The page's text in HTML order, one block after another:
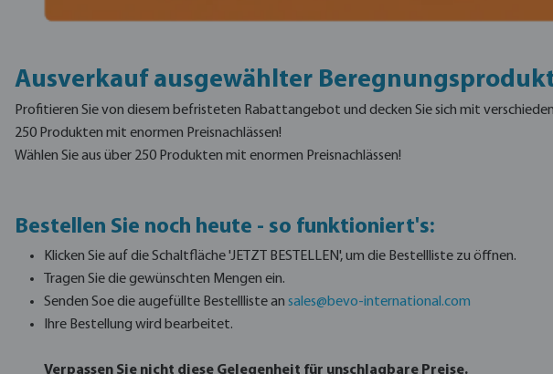
Ausverkauf ausgewählter
Profitieren Sie von diesem befristeten Rabattangebot und decken Sie sich mit
250 Produkten mit enormen Preisnachlässen!
Wählen Sie aus über 250 Produkten mit enormen Preisnachlässen!
Bestellen Sie noch heute - so funktioniert's:
Klicken Sie auf die Schaltfläche 'JETZT BESTELLEN', um die Bestellliste zu öffnen.
Tragen Sie die gewünschten Mengen ein.
Senden Soe die augefüllte Bestellliste an sales@bevo-international.com
Ihre Bestellung wird bearbeitet.
Verpassen Sie nicht diese Gelegenheit für unschlagbare Preise.